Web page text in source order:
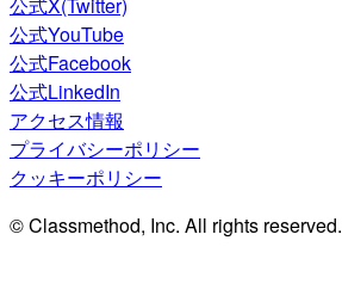
公式YouTube
公式Facebook
公式LinkedIn
アクセス情報
プライバシーポリシー
クッキーポリシー
© Classmethod, Inc. All rights reserved.